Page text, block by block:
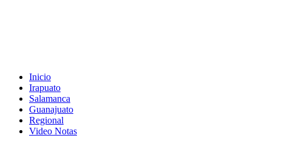
Inicio
Irapuato
Salamanca
Guanajuato
Regional
Video Notas